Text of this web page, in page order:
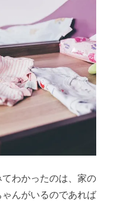
わかったのは、家の
んがいるのであれば